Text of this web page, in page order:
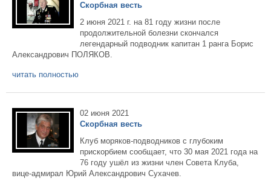
Скорбная весть
2 июня 2021 г. на 81 году жизни после
продолжительной болезни скончался
легендарный подводник капитан 1 ранга Борис
Александрович ПОЛЯКОВ.
читать полностью
02 июня 2021
Скорбная весть
Клуб моряков-подводников с глубоким
прискорбием сообщает, что 30 мая 2021 года на
76 году ушёл из жизни член Совета Клуба,
вице-адмирал Юрий Александрович Сухачев.